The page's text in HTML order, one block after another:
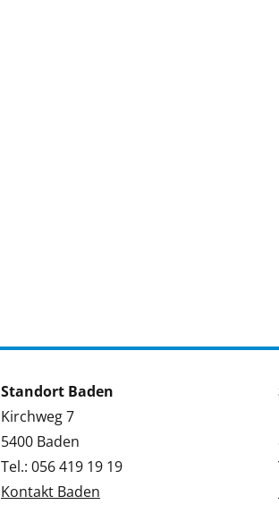
Standort Baden
Kirchweg 7
5400 Baden
Tel.: 056 419 19 19
Kontakt Baden